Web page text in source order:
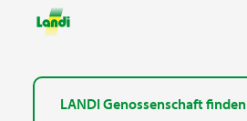
LANDI Genossenschaft finden